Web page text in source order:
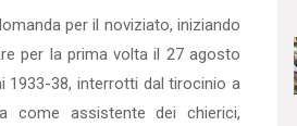
per il noviziato, iniziando
per la prima volta il 27 agosto
1933-38, interrotti dal tirocinio a
come assistente dei chierici,